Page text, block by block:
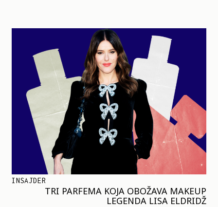
INSAJDER
TRI PARFEMA KOJA OBOŽAVA MAKEUP
LEGENDA LISA ELDRIDŽ